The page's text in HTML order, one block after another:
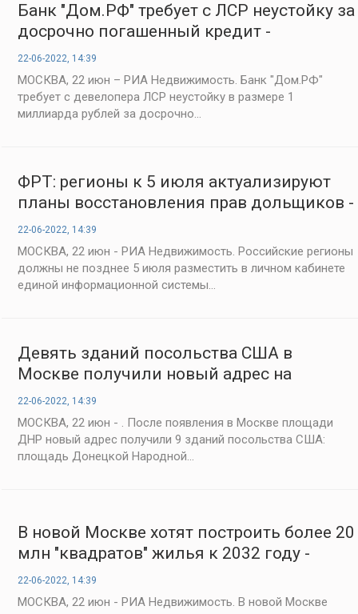
Банк "Дом.РФ" требует с ЛСР неустойку за
досрочно погашенный кредит -
«Строительство»
22-06-2022, 14:39
МОСКВА, 22 июн – РИА Недвижимость. Банк "Дом.РФ"
требует с девелопера ЛСР неустойку в размере 1
миллиарда рублей за досрочно...
ФРТ: регионы к 5 июля актуализируют
планы восстановления прав дольщиков -
«Строительство»
22-06-2022, 14:39
МОСКВА, 22 июн - РИА Недвижимость. Российские регионы
должны не позднее 5 июля разместить в личном кабинете
единой информационной системы...
Девять зданий посольства США в
Москве получили новый адрес на
площади ДНР - «Строительство»
22-06-2022, 14:39
МОСКВА, 22 июн - . После появления в Москве площади
ДНР новый адрес получили 9 зданий посольства США:
площадь Донецкой Народной...
В новой Москве хотят построить более 20
млн "квадратов" жилья к 2032 году -
«Строительство»
22-06-2022, 14:39
МОСКВА, 22 июн - РИА Недвижимость. В новой Москве